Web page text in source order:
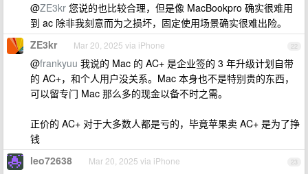
@ZE3kr 您说的也比较合理，但是像 MacBookpro 确实很难用
到 ac 除非我刻意而为之损坏，固定使用场景确实很难出险。
22
ZE3kr Mar 20, 2025 via iPhone
@frankyuu 我说的 Mac 的 AC+ 是企业签的 3 年升级计划自带
的 AC+，和个人用户没关系。Mac 本身也不是特别贵的东西，
可以留专门 Mac 那么多的现金以备不时之需。
正价的 AC+ 对于大多数人都是亏的，毕竟苹果卖 AC+ 是为了挣
钱
23
leo72638 Mar 20, 2025 via iPhone